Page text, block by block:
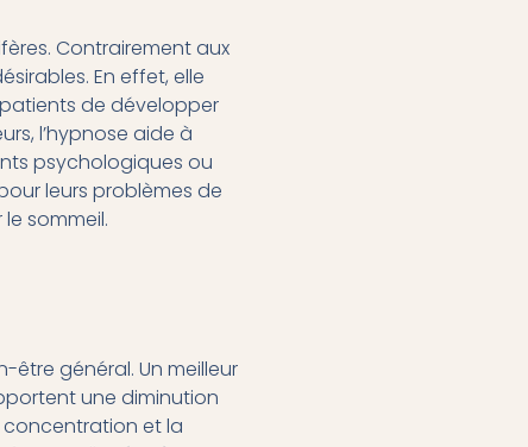
Contrairement aux
En effet, elle
de développer
l’hypnose aide à
psychologiques ou
leurs problèmes de
sommeil.
être général. Un meilleur
une diminution
concentration et la